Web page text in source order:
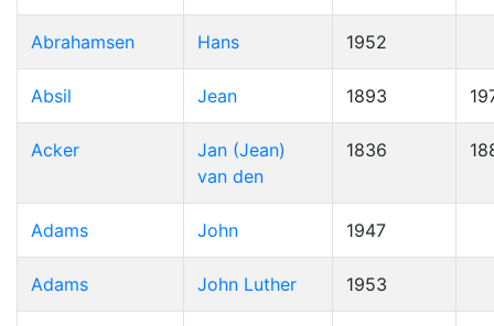
Abrahamsen Hans 1952
Absil Jean 1893
Acker
Jan (Jean)
van den
1836
Adams John 1947
Adams John Luther 1953